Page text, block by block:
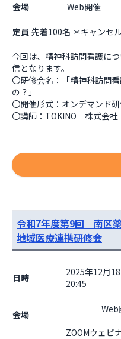
会場
定員 先着100名 ＊キャンセ
今回は、精神科訪問看護に
信となります。
〇研修会名：「精神科訪問
の？」
〇開催形式：オンデマンド
〇講師：TOKINO　株式会
令和7年度第9回 南区
地域医療連携研修会
日時
2025年12月
20:45
会場
ZOOMウェ